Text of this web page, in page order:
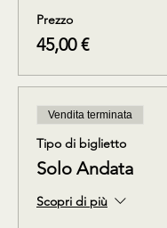
Prezzo
45,00 €
Vendita terminata
Tipo di biglietto
Solo Andata
Scopri di più